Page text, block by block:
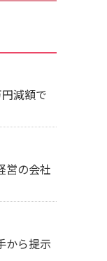
減額で
営の会社
から提示